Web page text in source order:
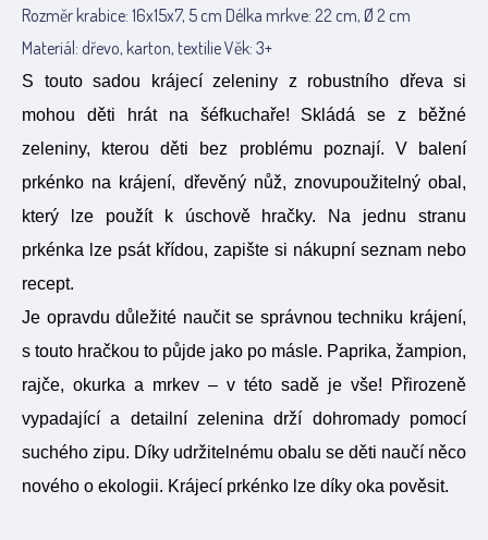
Rozměr krabice: 16x15x7, 5 cm Délka mrkve: 22 cm, Ø 2 cm
Materiál: dřevo, karton, textilie Věk: 3+
S touto sadou krájecí zeleniny z robustního dřeva si
mohou děti hrát na šéfkuchaře! Skládá se z běžné
zeleniny, kterou děti bez problému poznají. V balení
prkénko na krájení, dřevěný nůž, znovupoužitelný obal,
který lze použít k úschově hračky. Na jednu stranu
prkénka lze psát křídou, zapište si nákupní seznam nebo
recept.
Je opravdu důležité naučit se správnou techniku krájení,
s touto hračkou to půjde jako po másle. Paprika, žampion,
rajče, okurka a mrkev – v této sadě je vše! Přirozeně
vypadající a detailní zelenina drží dohromady pomocí
suchého zipu. Díky udržitelnému obalu se děti naučí něco
nového o ekologii. Krájecí prkénko lze díky oka pověsit.